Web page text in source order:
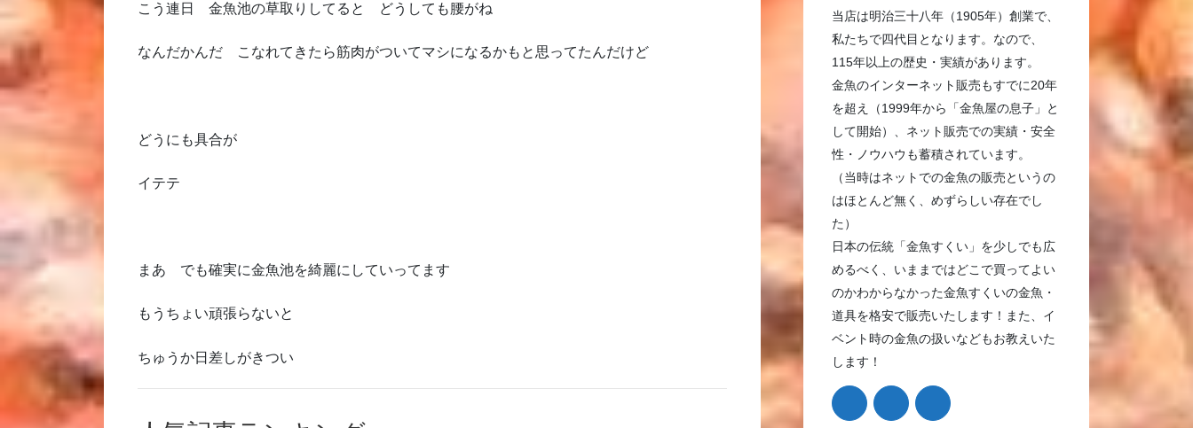
こう連日 金魚池の草取りしてると どうしても腰がね
なんだかんだ こなれてきたら筋肉がついてマシになるかもと思ってたんだけど
どうにも具合が
イテテ
まあ でも確実に金魚池を綺麗にしていってます
もうちょい頑張らないと
ちゅうか日差しがきつい
当店は明治三十八年（1905年）創業で、
私たちで四代目となります。なので、
115年以上の歴史・実績があります。
金魚のインターネット販売もすでに20年
を超え（1999年から「金魚屋の息子」と
して開始）、ネット販売での実績・安全
性・ノウハウも蓄積されています。
（当時はネットでの金魚の販売というの
はほとんど無く、めずらしい存在でし
た）
日本の伝統「金魚すくい」を少しでも広
めるべく、いままではどこで買ってよい
のかわからなかった金魚すくいの金魚・
道具を格安で販売いたします！また、イ
ベント時の金魚の扱いなどもお教えいた
します！